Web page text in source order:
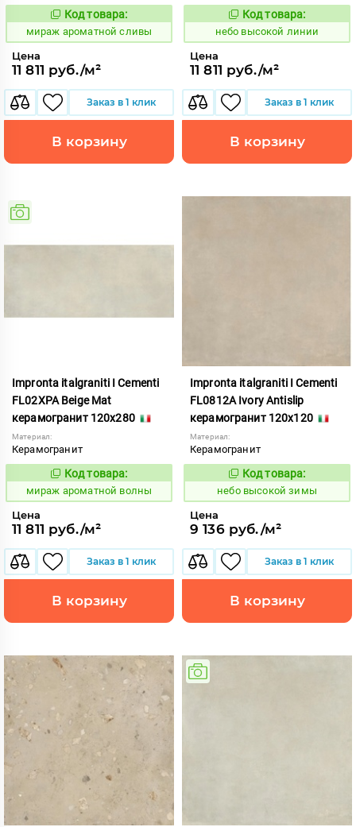
984636
Код товара:
мираж ароматной сливы
Цена
11 811 руб./м²
Заказ в 1 клик
В корзину
1111419
Код товара:
небо высокой линии
Цена
11 811 руб./м²
Заказ в 1 клик
В корзину
Impronta italgraniti I Cementi
FL02XPA Beige Mat
керамогранит 120x280
Материал:
Керамогранит
984637
Код товара:
мираж ароматной волны
Цена
11 811 руб./м²
Заказ в 1 клик
В корзину
Impronta italgraniti I Cementi
FL0812A Ivory Antislip
керамогранит 120x120
Материал:
Керамогранит
1111407
Код товара:
небо высокой зимы
Цена
9 136 руб./м²
Заказ в 1 клик
В корзину